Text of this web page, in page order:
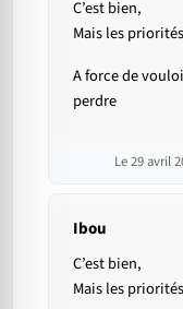
C’est bien,
Mais les
A force de
perdre
Le 29 avril
Ibou
C’est bien,
Mais les